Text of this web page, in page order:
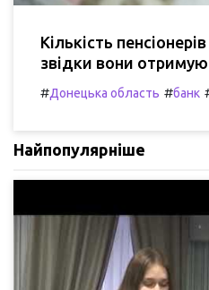
Кількість
звідки вони
#Донецька область #банк
Найпопулярніше